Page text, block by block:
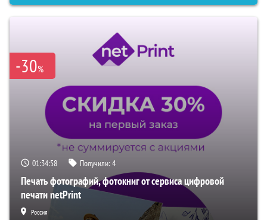
-30%
01:34:57 Получили:4
Печать фотографий, фотокниг от сервиса цифровой
печати netPrint
Россия